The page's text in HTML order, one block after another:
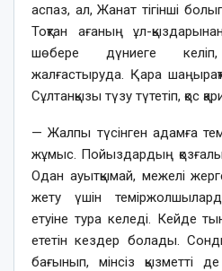
аспаз, ал, Жанат тігінші
Тоқтан ағаның ұл-
шөбере дүниеге
жалғастыруда. Қара
Сұлтанқызы түзу түтетіп, қос
— Жалпы түсінген адамға
жұмыс. Пойыздардың
Одан ауытқымай, межелі
жету үшін
етуіне тура келеді. Кейде
ететін кездер болады.
бағынып, мінсіз қызметті